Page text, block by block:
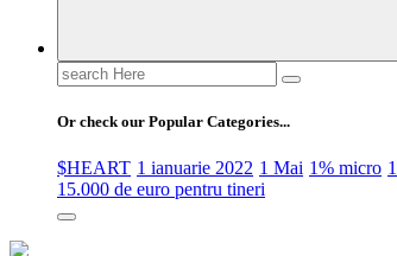
Search
for:
Or check our Popular Categories...
$HEART 1 ianuarie 2022 1 Mai 1% micro
15.000 de euro pentru tineri